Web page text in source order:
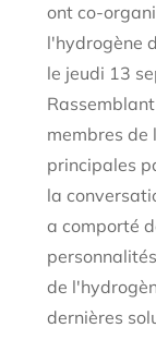
ont co-
l'hydrogène
le jeudi 13
membres de
principales
la
a comporté
de
dernières